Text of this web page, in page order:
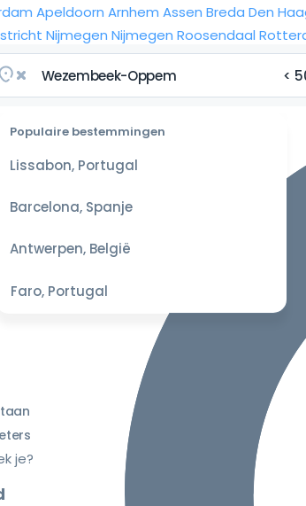
Apeldoorn Arnhem Assen Breda Den
Nijmegen Nijmegen Roosendaal
Populaire bestemmingen
Lissabon, Portugal
Barcelona, Spanje
Antwerpen, België
Faro, Portugal
je reis
je?